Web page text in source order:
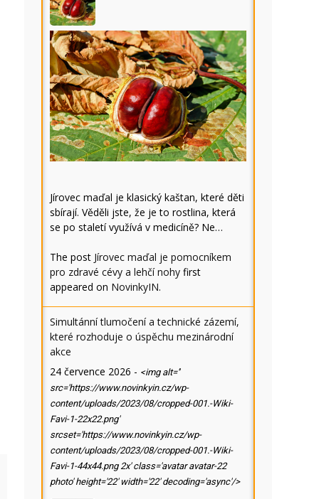
Jírovec maďal je klasický kaštan, které děti
sbírají. Věděli jste, že je to rostlina, která
se po staletí využívá v medicíně? Ne…
The post Jírovec maďal je pomocníkem
pro zdravé cévy a lehčí nohy first
appeared on NovinkyIN.
Simultánní tlumočení a technické zázemí,
které rozhoduje o úspěchu mezinárodní
akce
24 července 2026 - <img alt=''
src='https://www.novinkyin.cz/wp-
content/uploads/2023/08/cropped-001.-Wiki-
Favi-1-22x22.png'
srcset='https://www.novinkyin.cz/wp-
content/uploads/2023/08/cropped-001.-Wiki-
Favi-1-44x44.png 2x' class='avatar avatar-22
photo' height='22' width='22' decoding='async'/>